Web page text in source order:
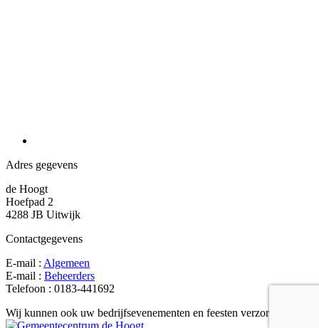
Adres gegevens
de Hoogt
Hoefpad 2
4288 JB Uitwijk
Contactgegevens
E-mail : Algemeen
E-mail : Beheerders
Telefoon : 0183-441692
Wij kunnen ook uw bedrijfsevenementen en feesten verzorgen